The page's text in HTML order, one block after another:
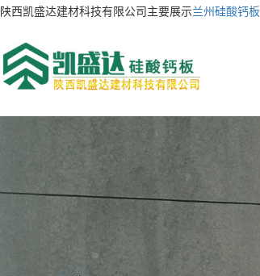
陕西凯盛达建材科技有限公司主要展示兰州硅酸钙板